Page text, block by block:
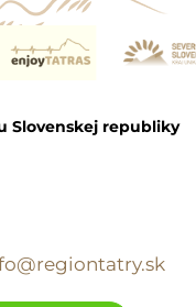
Slovenskej republiky